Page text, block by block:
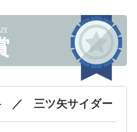
／ 三ツ矢サイダー